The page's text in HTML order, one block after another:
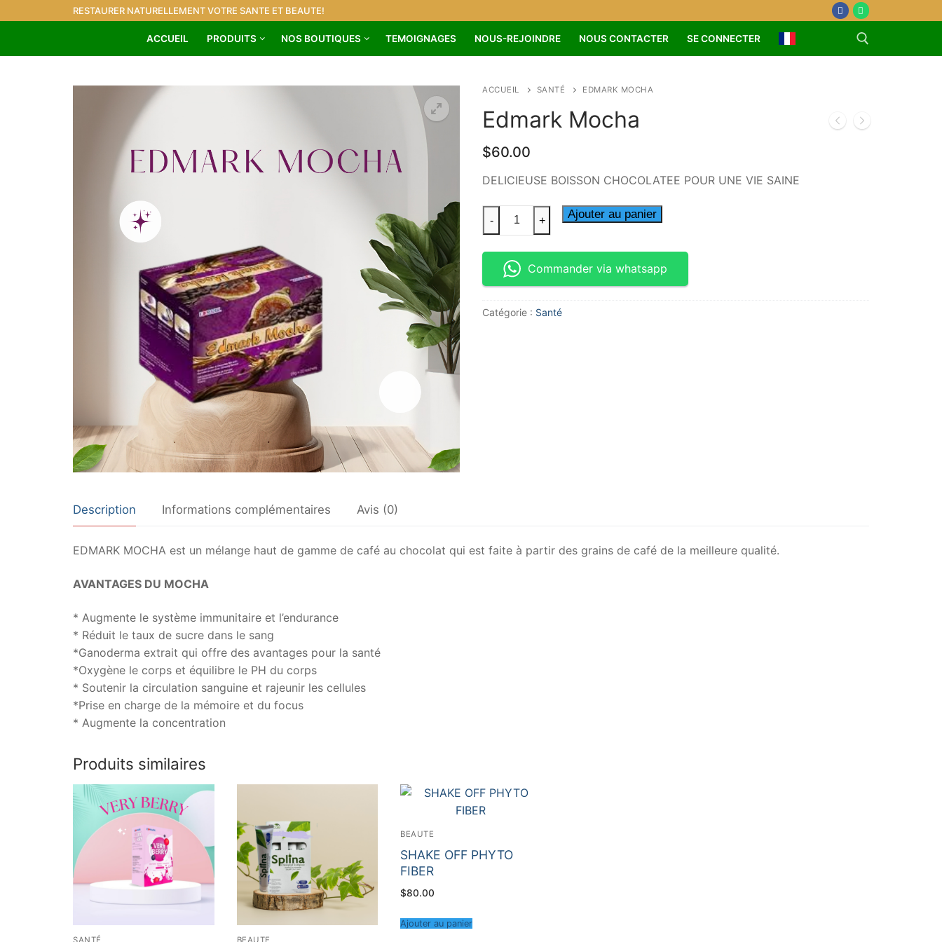
RESTAURER NATURELLEMENT VOTRE SANTE ET BEAUTE!
ACCUEIL PRODUITS NOS BOUTIQUES TEMOIGNAGES NOUS-REJOINDRE NOUS CONTACTER SE CONNECTER
ACCUEIL SANTÉ EDMARK MOCHA
Edmark Mocha
$60.00
DELICIEUSE BOISSON CHOCOLATEE POUR UNE VIE SAINE
- + Ajouter au panier
Commander via whatsapp
Catégorie : Santé
Description Informations complémentaires Avis (0)
EDMARK MOCHA est un mélange haut de gamme de café au chocolat qui est faite à partir des grains de café de la meilleure qualité.
AVANTAGES DU MOCHA
* Augmente le système immunitaire et l’endurance
* Réduit le taux de sucre dans le sang
*Ganoderma extrait qui offre des avantages pour la santé
*Oxygène le corps et équilibre le PH du corps
* Soutenir la circulation sanguine et rajeunir les cellules
*Prise en charge de la mémoire et du focus
* Augmente la concentration
Produits similaires
BEAUTE
SHAKE OFF PHYTO
FIBER
$80.00
Ajouter au panier